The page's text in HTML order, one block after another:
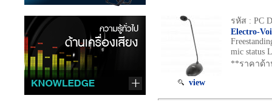
view
รหัส : PC
Electro-
mic status
**ราคาด้